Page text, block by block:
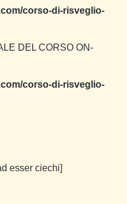
corso-di-risveglio-
DEL CORSO ON-
corso-di-risveglio-
esser ciechi]